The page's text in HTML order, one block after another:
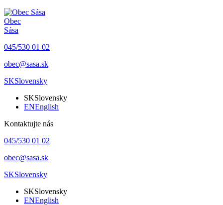
Obec
Sása
045/530 01 02
obec@sasa.sk
SKSlovensky
SKSlovensky
ENEnglish
Kontaktujte nás
045/530 01 02
obec@sasa.sk
SKSlovensky
SKSlovensky
ENEnglish